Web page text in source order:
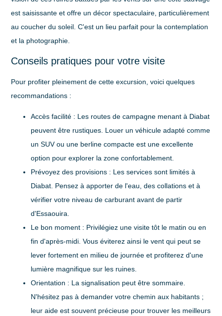
est saisissante et offre un décor spectaculaire, particulièrement
au coucher du soleil. C'est un lieu parfait pour la contemplation
et la photographie.
Conseils pratiques pour votre visite
Pour profiter pleinement de cette excursion, voici quelques
recommandations :
Accès facilité : Les routes de campagne menant à Diabat
peuvent être rustiques. Louer un véhicule adapté comme
un SUV ou une berline compacte est une excellente
option pour explorer la zone confortablement.
Prévoyez des provisions : Les services sont limités à
Diabat. Pensez à apporter de l'eau, des collations et à
vérifier votre niveau de carburant avant de partir
d'Essaouira.
Le bon moment : Privilégiez une visite tôt le matin ou en
fin d'après-midi. Vous éviterez ainsi le vent qui peut se
lever fortement en milieu de journée et profiterez d'une
lumière magnifique sur les ruines.
Orientation : La signalisation peut être sommaire.
N'hésitez pas à demander votre chemin aux habitants ;
leur aide est souvent précieuse pour trouver les meilleurs